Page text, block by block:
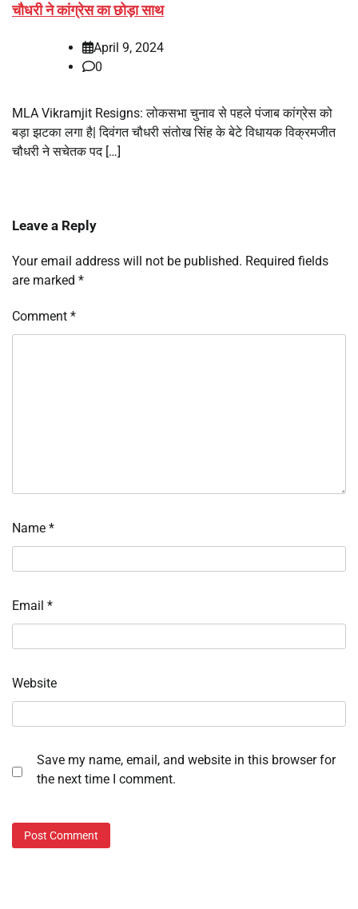
चौधरी ने कांग्रेस का छोड़ा साथ
April 9, 2024
0
MLA Vikramjit Resigns: लोकसभा चुनाव से पहले पंजाब कांग्रेस को
बड़ा झटका लगा है| दिवंगत चौधरी संतोख सिंह के बेटे विधायक विक्रमजीत
चौधरी ने सचेतक पद […]
Leave a Reply
Your email address will not be published. Required fields
are marked *
Comment *
Name *
Email *
Website
Save my name, email, and website in this browser for
the next time I comment.